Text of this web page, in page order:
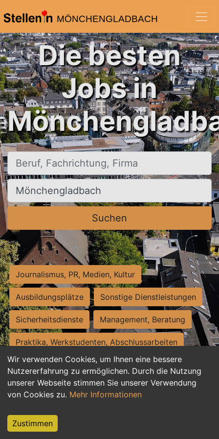
MÖNCHENGLADBACH
Wir verwenden Cookies, um Ihnen eine bessere
Nutzererfahrung zu ermöglichen. Durch die Nutzung
unserer Webseite stimmen Sie unserer Verwendung
von Cookies zu. Mehr Informationen
Zustimmen
Die besten
Jobs in
Beruf, Fachrichtung, Firma
Ort, Stadt
Suchen
Journalismus, PR, Medien, Kultur
Ausbildungsplätze Sonstige Dienstleistungen
Sicherheitsdienste Management, Beratung
Praktika, Werkstudenten, Abschlussarbeiten
Personalwesen Assistenz, Sekretariat
Hilfskräfte, Aushilfs- und Nebenjobs
Weiterbildung, Studium, duale Ausbildung